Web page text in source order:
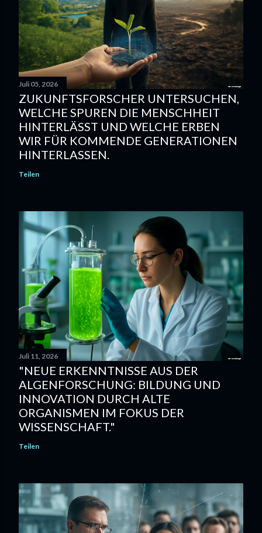
Juli 05, 2026
ZUKUNFTSFORSCHER UNTERSUCHEN,
WELCHE SPUREN DIE MENSCHHEIT
HINTERLÄSST UND WELCHE ERBEN
WIR FÜR KOMMENDE GENERATIONEN
HINTERLASSEN.
Teilen
Juli 11, 2026
"NEUE ERKENNTNISSE AUS DER
ALGENFORSCHUNG: BILDUNG UND
INNOVATION DURCH ALTE
ORGANISMEN IM FOKUS DER
WISSENSCHAFT."
Teilen